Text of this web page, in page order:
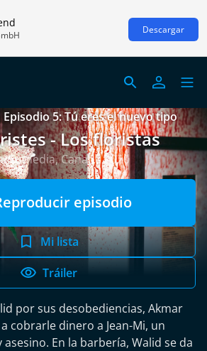
Descargar
5: Tú eres el nuevo tipo
- Los floristas
Comedia, Canadá 2020
episodio
Mi lista
Tráiler
por sus desobediencias, Akmar
cobrarle dinero a Jean-Mi, un
En la barbería, Walid se da